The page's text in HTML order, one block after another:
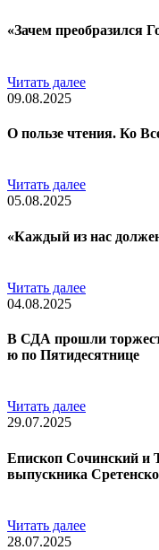
«Зачем преобразился
Читать далее
09.08.2025
О пользе чтения. Ко
Читать далее
05.08.2025
«Каждый из нас
Читать далее
04.08.2025
В СДА прошли
ю по Пятидесятнице
Читать далее
29.07.2025
Епископ Сочинский и
выпускника
Читать далее
28.07.2025